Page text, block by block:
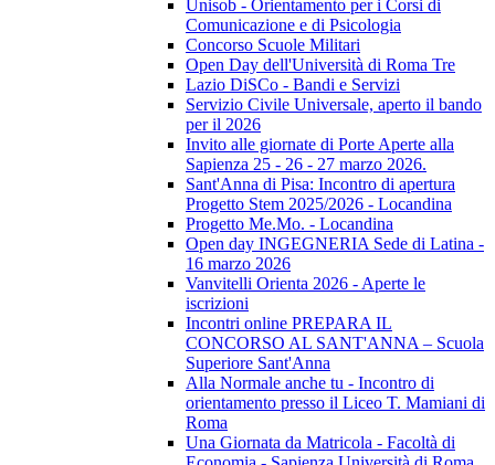
Unisob - Orientamento per i Corsi di
Comunicazione e di Psicologia
Concorso Scuole Militari
Open Day dell'Università di Roma Tre
Lazio DiSCo - Bandi e Servizi
Servizio Civile Universale, aperto il bando
per il 2026
Invito alle giornate di Porte Aperte alla
Sapienza 25 - 26 - 27 marzo 2026.
Sant'Anna di Pisa: Incontro di apertura
Progetto Stem 2025/2026 - Locandina
Progetto Me.Mo. - Locandina
Open day INGEGNERIA Sede di Latina -
16 marzo 2026
Vanvitelli Orienta 2026 - Aperte le
iscrizioni
Incontri online PREPARA IL
CONCORSO AL SANT'ANNA – Scuola
Superiore Sant'Anna
Alla Normale anche tu - Incontro di
orientamento presso il Liceo T. Mamiani di
Roma
Una Giornata da Matricola - Facoltà di